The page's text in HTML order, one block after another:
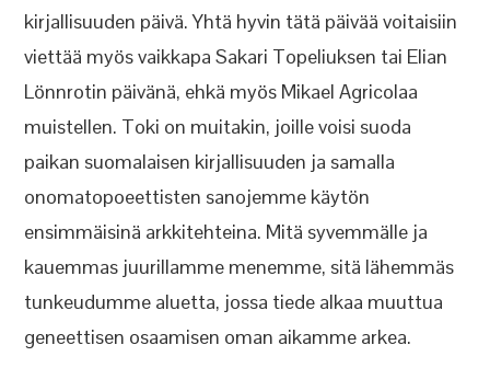
kirjallisuuden päivä. Yhtä hyvin tätä päivää voitaisiin
viettää myös vaikkapa Sakari Topeliuksen tai Elian
Lönnrotin päivänä, ehkä myös Mikael Agricolaa
muistellen. Toki on muitakin, joille voisi suoda
paikan suomalaisen kirjallisuuden ja samalla
onomatopoeettisten sanojemme käytön
ensimmäisinä arkkitehteina. Mitä syvemmälle ja
kauemmas juurillamme menemme, sitä lähemmäs
tunkeudumme aluetta, jossa tiede alkaa muuttua
geneettisen osaamisen oman aikamme arkea.